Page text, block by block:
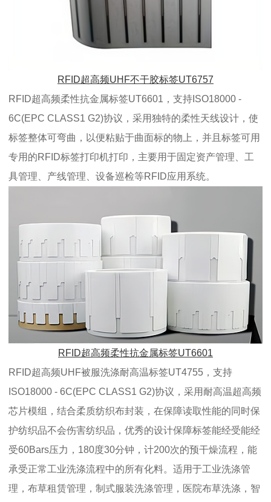
RFID超高频UHF不干胶标签UT6757
RFID超高频柔性抗金属标签UT6601，支持ISO18000 -
6C(EPC CLASS1 G2)协议，采用独特的柔性天线设计，使
标签整体可弯曲，以便粘贴于曲面标的物上，并且标签可用
专用的RFID标签打印机打印，主要用于固定资产管理、工
具管理、产线管理、设备巡检等RFID应用系统。
RFID超高频柔性抗金属标签UT6601
RFID超高频UHF被服洗涤耐高温标签UT4755，支持
ISO18000 - 6C(EPC CLASS1 G2)协议，采用耐高温超高频
芯片模组，结合柔质纺织布封装，在保障读取性能的同时保
护纺织品不会伤害纺织品，优秀的设计保障标签能经受能经
受60Bars压力，180度30分钟，计200次的预干燥流程，能
承受正常工业洗涤流程中的所有化料。适用于工业洗涤管
理，布草租赁管理，制式服装洗涤管理，医院布草洗涤，智